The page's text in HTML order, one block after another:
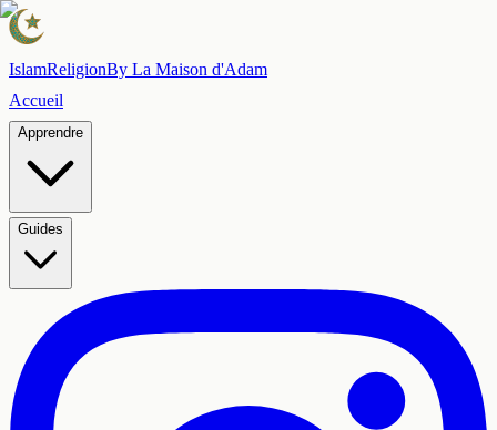
IslamReligionBy La Maison d'Adam
Accueil
Apprendre
Guides